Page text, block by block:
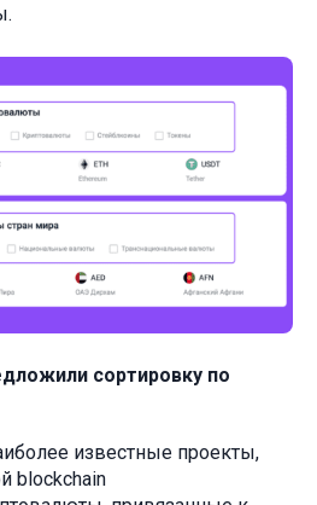
сортировку по
известные проекты,
blockchain